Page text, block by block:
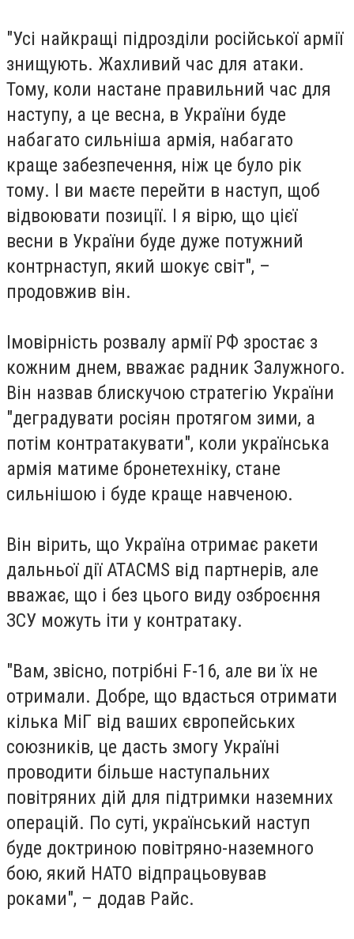
"Усі найкращі підрозділи російської армії
знищують. Жахливий час для атаки.
Тому, коли настане правильний час для
наступу, а це весна, в України буде
набагато сильніша армія, набагато
краще забезпечення, ніж це було рік
тому. І ви маєте перейти в наступ, щоб
відвоювати позиції. І я вірю, що цієї
весни в України буде дуже потужний
контрнаступ, який шокує світ", –
продовжив він.
Імовірність розвалу армії РФ зростає з
кожним днем, вважає радник Залужного.
Він назвав блискучою стратегію України
"деградувати росіян протягом зими, а
потім контратакувати", коли українська
армія матиме бронетехніку, стане
сильнішою і буде краще навченою.
Він вірить, що Україна отримає ракети
дальньої дії ATACMS від партнерів, але
вважає, що і без цього виду озброєння
ЗСУ можуть іти у контратаку.
"Вам, звісно, потрібні F-16, але ви їх не
отримали. Добре, що вдасться отримати
кілька МіГ від ваших європейських
союзників, це дасть змогу Україні
проводити більше наступальних
повітряних дій для підтримки наземних
операцій. По суті, український наступ
буде доктриною повітряно-наземного
бою, який НАТО відпрацьовував
роками", – додав Райс.